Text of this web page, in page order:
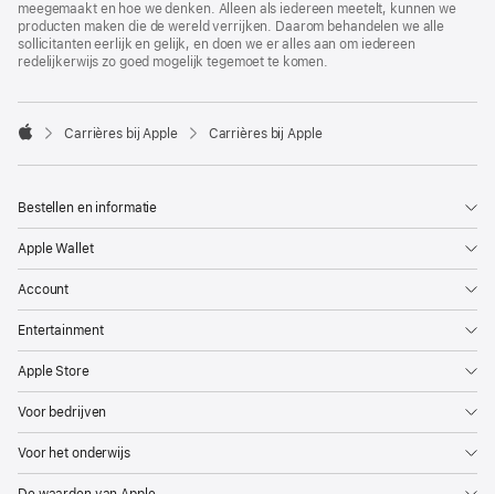
meegemaakt en hoe we denken. Alleen als iedereen meetelt, kunnen we
producten maken die de wereld verrijken. Daarom behandelen we alle
sollicitanten eerlijk en gelijk, en doen we er alles aan om iedereen
redelijkerwijs zo goed mogelijk tegemoet te komen.

Carrières bij Apple Carrières bij Apple
Bestellen en informatie
Apple Wallet
Account
Entertainment
Apple Store
Voor bedrijven
Voor het onderwijs